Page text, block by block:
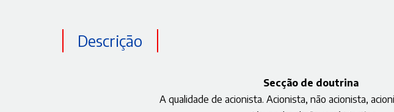
Descrição
Secção de doutrina
A qualidade de acionista. Acionista, não acionista,